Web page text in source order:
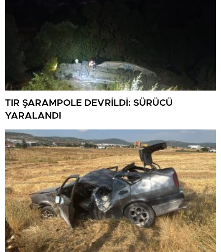
TIR ŞARAMPOLE DEVRİLDİ: SÜRÜCÜ
YARALANDI